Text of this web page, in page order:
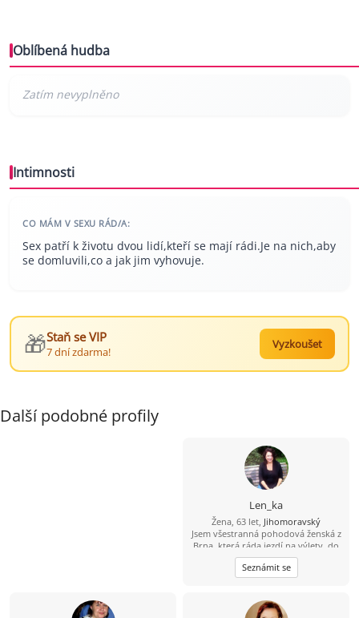
Oblíbená hudba
Intimnosti
CO MÁM V SEXU RÁD/A:
Sex patří k životu dvou lidí,kteří se mají rádi.Je na nich,aby
se domluvili,co a jak jim vyhovuje.
🎁Staň se VIP
7 dní zdarma!
Vyzkoušet
Další podobné profily
Len_ka
Žena, 63 let, Jihomoravský
Jsem všestranná pohodová ženská z
Brna, která ráda jezdí na výlety, do
divadla, na lyže, k moři. Mám už
odrostlé děti, a tak hledám chytrýho
chlapa se smyslem pro humor, který
trávit volný čas.
Seznámit se